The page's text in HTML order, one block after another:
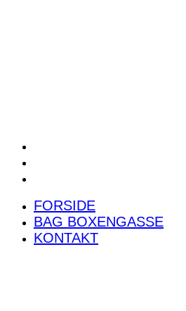
FORSIDE
BAG BOXENGASSE
KONTAKT